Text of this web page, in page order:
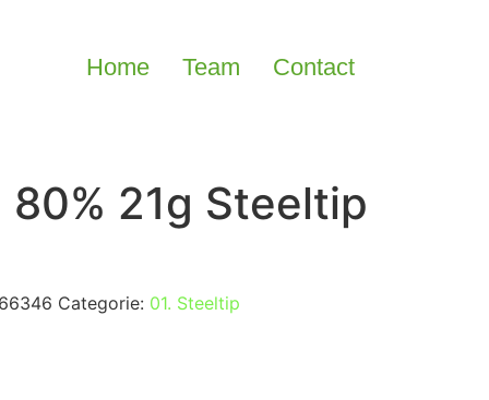
Home Team Contact
21g Steeltip
Categorie: 01. Steeltip